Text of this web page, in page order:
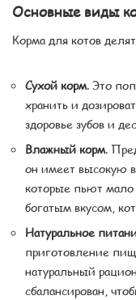
Основные виды
Корма для котов
Сухой корм. Это
хранить и
здоровье зубов и
Влажный корм.
он имеет высокую
которые пьют
богатым вкусом,
Натуральное
приготовление
натуральный
сбалансирован,